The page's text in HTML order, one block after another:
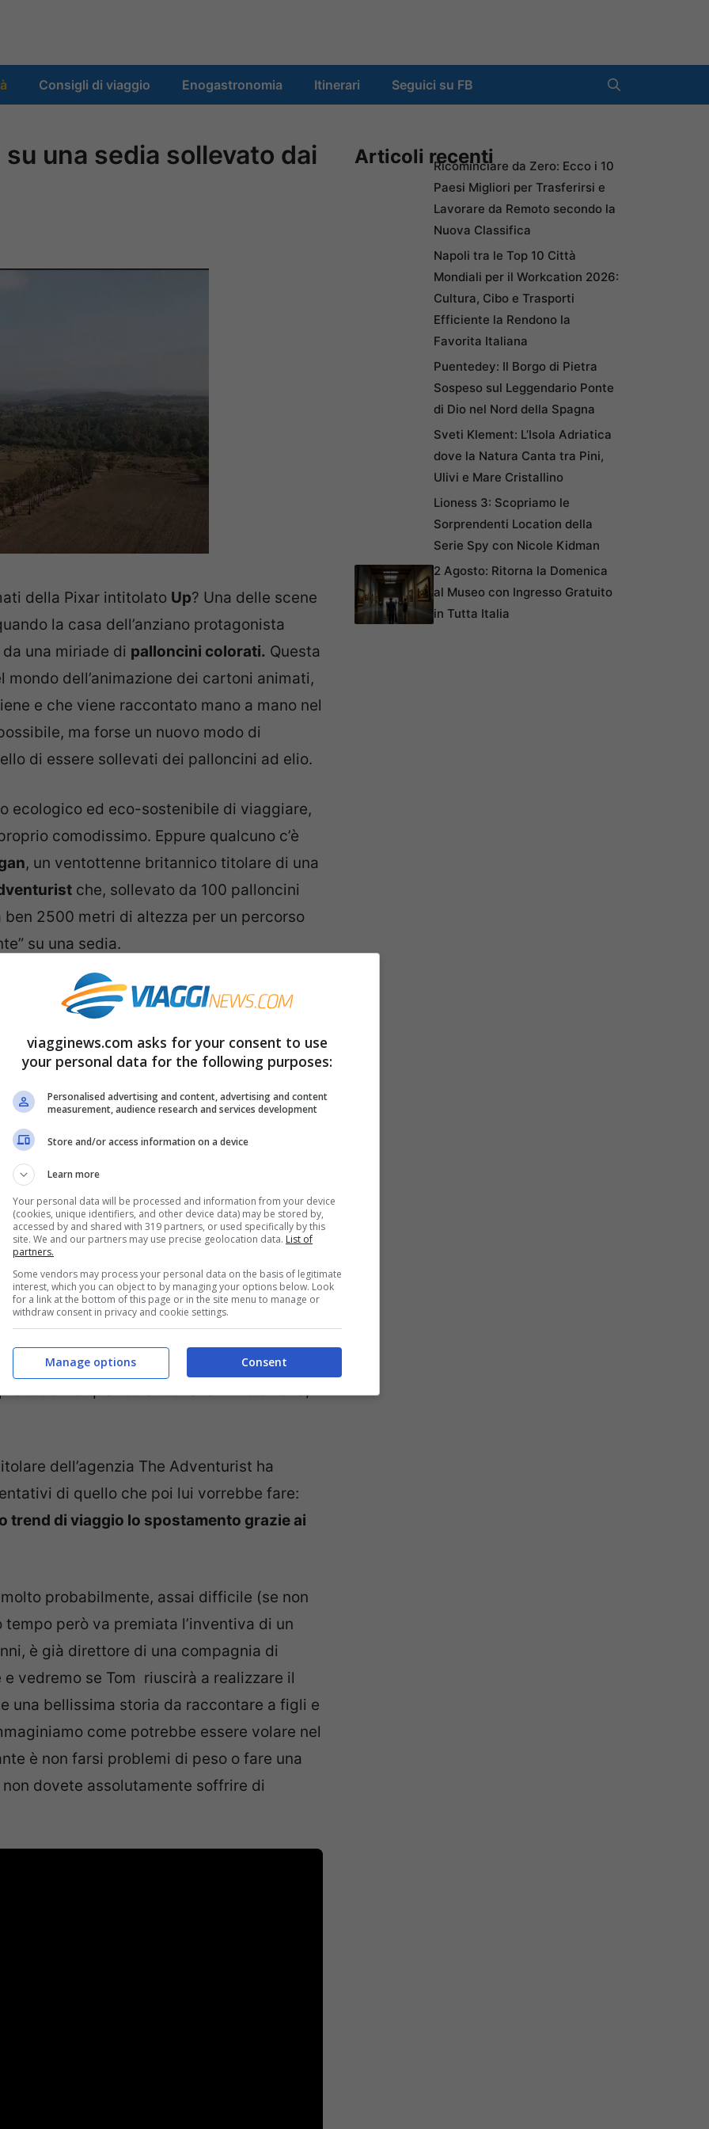
Consigli di viaggio Enogastronomia Itinerari Seguici su FB
una sedia sollevato dai
della Pixar intitolato Up? Una delle scene
la casa dell’anziano protagonista
una miriade di palloncini colorati. Questa
dell’animazione dei cartoni animati,
e che viene raccontato mano a mano nel
ma forse un nuovo modo di
di essere sollevati dei palloncini ad elio.
ecologico ed eco-sostenibile di viaggiare,
comodissimo. Eppure qualcuno c’è
, un ventottenne britannico titolare di una
che, sollevato da 100 palloncini
ben 2500 metri di altezza per un percorso
su una sedia.
pare essere veramente una scena tratta
e lo si può vedere in un
valanga di views. Il giovane 28enne
quando si trovava in Botswana,
dell’agenzia The Adventurist ha
di quello che poi lui vorrebbe fare:
trend di viaggio lo spostamento grazie ai
probabilmente, assai difficile (se non
però va premiata l’inventiva di un
è già direttore di una compagnia di
vedremo se Tom riuscirà a realizzare il
una bellissima storia da raccontare a figli e
come potrebbe essere volare nel
è non farsi problemi di peso o fare una
dovete assolutamente soffrire di
Articoli recentiRicominciare da Zero: Ecco i 10
Paesi Migliori per Trasferirsi e
Lavorare da Remoto secondo la
Nuova Classifica
Napoli tra le Top 10 Città
Mondiali per il Workcation 2026:
Cultura, Cibo e Trasporti
Efficiente la Rendono la
Favorita Italiana
Puentedey: Il Borgo di Pietra
Sospeso sul Leggendario Ponte
di Dio nel Nord della Spagna
Sveti Klement: L’Isola Adriatica
dove la Natura Canta tra Pini,
Ulivi e Mare Cristallino
Lioness 3: Scopriamo le
Sorprendenti Location della
Serie Spy con Nicole Kidman
2 Agosto: Ritorna la Domenica
al Museo con Ingresso Gratuito
in Tutta Italia
viagginews.com asks for your consent to use
your personal data for the following purposes:
Personalised advertising and content, advertising and content
measurement, audience research and services development
Store and/or access information on a device
Learn more
Your personal data will be processed and information from your device
(cookies, unique identifiers, and other device data) may be stored by,
accessed by and shared with 319 partners, or used specifically by this
site. We and our partners may use precise geolocation data. List of
partners.
Some vendors may process your personal data on the basis of legitimate
interest, which you can object to by managing your options below. Look
for a link at the bottom of this page or in the site menu to manage or
withdraw consent in privacy and cookie settings.
Consent
Manage options